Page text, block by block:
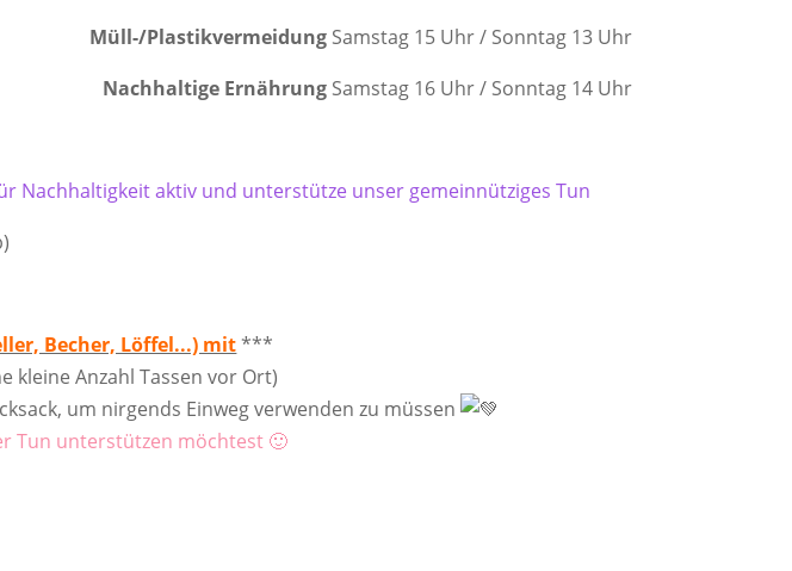
Müll-/PlastikvermeidungSamstag 15 Uhr / Sonntag 13 Uhr
Nachhaltige ErnährungSamstag 16 Uhr / Sonntag 14 Uhr
Nachhaltigkeit aktiv und unterstütze unser gemeinnütziges Tun
Becher, Löffel...) mit***
kleine Anzahl Tassen vor Ort)
um nirgends Einweg verwenden zu müssen
Tun unterstützen möchtest 🙂